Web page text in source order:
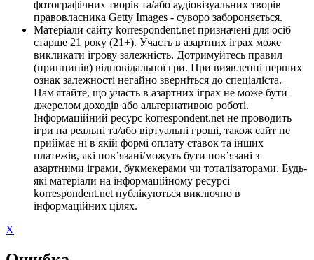
фотографічних творів та/або аудіовізуальних творів
правовласника Getty Images - суворо забороняється.
Матеріали сайту korrespondent.net призначені для осіб
старше 21 року (21+). Участь в азартних іграх може
викликати ігрову залежність. Дотримуйтесь правил
(принципів) відповідальної гри. При виявленні перших
ознак залежності негайно зверніться до спеціаліста.
Пам'ятайте, що участь в азартних іграх не може бути
джерелом доходів або альтернативою роботі.
Інформаційний ресурс korrespondent.net не проводить
ігри на реальні та/або віртуальні гроші, також сайт не
приймає ні в якій формі оплату ставок та інших
платежів, які пов’язані/можуть бути пов’язані з
азартними іграми, букмекерами чи тоталізаторами. Будь-
які матеріали на інформаційному ресурсі
korrespondent.net публікуються виключно в
інформаційних цілях.
X